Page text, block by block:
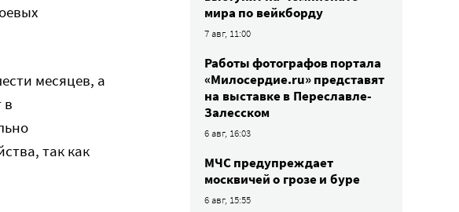
месяцев, а
в
так как
мира по вейкборду
7 авг, 11:00
Работы фотографов портала
«Милосердие.ru» представят
на выставке в Переславле-
Залесском
6 авг, 16:03
МЧС предупреждает
москвичей о грозе и буре
6 авг, 15:55